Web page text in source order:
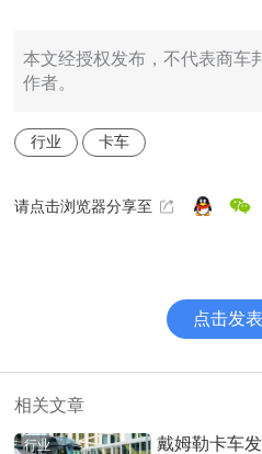
本文经授权发布，不代表商车
作者。
行业 卡车
请点击浏览器分享至
点击发
相关文章
行业
戴姆勒卡车